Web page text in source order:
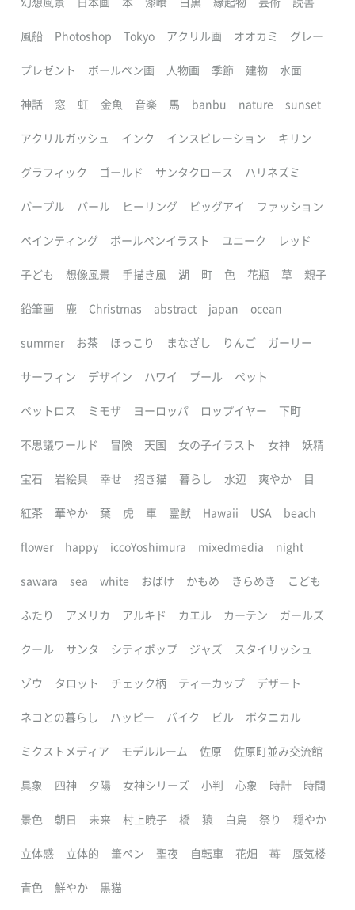
風船 Photoshop Tokyo アクリル画 オオカミ グレー
プレゼント ボールペン画 人物画 季節 建物 水面
神話 窓 虹 金魚 音楽 馬 banbu nature sunset
アクリルガッシュ インク インスピレーション キリン
グラフィック ゴールド サンタクロース ハリネズミ
パープル パール ヒーリング ビッグアイ ファッション
ペインティング ボールペンイラスト ユニーク レッド
子ども 想像風景 手描き風 湖 町 色 花瓶 草 親子
鉛筆画 鹿 Christmas abstract japan ocean
summer お茶 ほっこり まなざし りんご ガーリー
サーフィン デザイン ハワイ プール ペット
ペットロス ミモザ ヨーロッパ ロップイヤー 下町
不思議ワールド 冒険 天国 女の子イラスト 女神 妖精
宝石 岩絵具 幸せ 招き猫 暮らし 水辺 爽やか 目
紅茶 華やか 葉 虎 車 霊獣 Hawaii USA beach
flower happy iccoYoshimura mixedmedia night
sawara sea white おばけ かもめ きらめき こども
ふたり アメリカ アルキド カエル カーテン ガールズ
クール サンタ シティポップ ジャズ スタイリッシュ
ゾウ タロット チェック柄 ティーカップ デザート
ネコとの暮らし ハッピー バイク ビル ボタニカル
ミクストメディア モデルルーム 佐原 佐原町並み交流館
具象 四神 夕陽 女神シリーズ 小判 心象 時計 時間
景色 朝日 未来 村上暁子 橋 猿 白鳥 祭り 穏やか
立体感 立体的 筆ペン 聖夜 自転車 花畑 苺 蜃気楼
青色 鮮やか 黒猫